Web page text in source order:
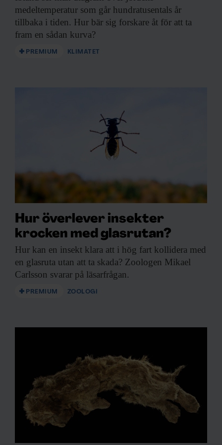
medeltemperatur som går hundratusentals år
tillbaka i tiden. Hur bär sig forskare åt för att ta
fram en sådan kurva?
PREMIUM KLIMATET
Hur överlever insekter
krocken med glasrutan?
Hur kan en insekt klara att i hög fart kollidera med
en glasruta utan att ta skada? Zoologen Mikael
Carlsson svarar på läsarfrågan.
PREMIUM ZOOLOGI